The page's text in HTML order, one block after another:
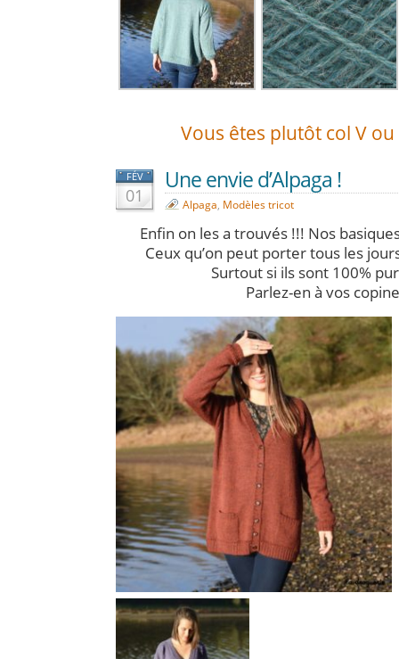
Vous êtes plutôt col V
FÉV
01
Une envie d’Alpaga !
Alpaga, Modèles tricot
Enfin on les a trouvés !!! Nos
Ceux qu’on peut porter tous les
Surtout si ils sont 100%
Parlez-en à vos